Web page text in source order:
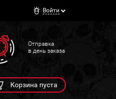
Войти
Отправка
в день заказа
Корзина пуста